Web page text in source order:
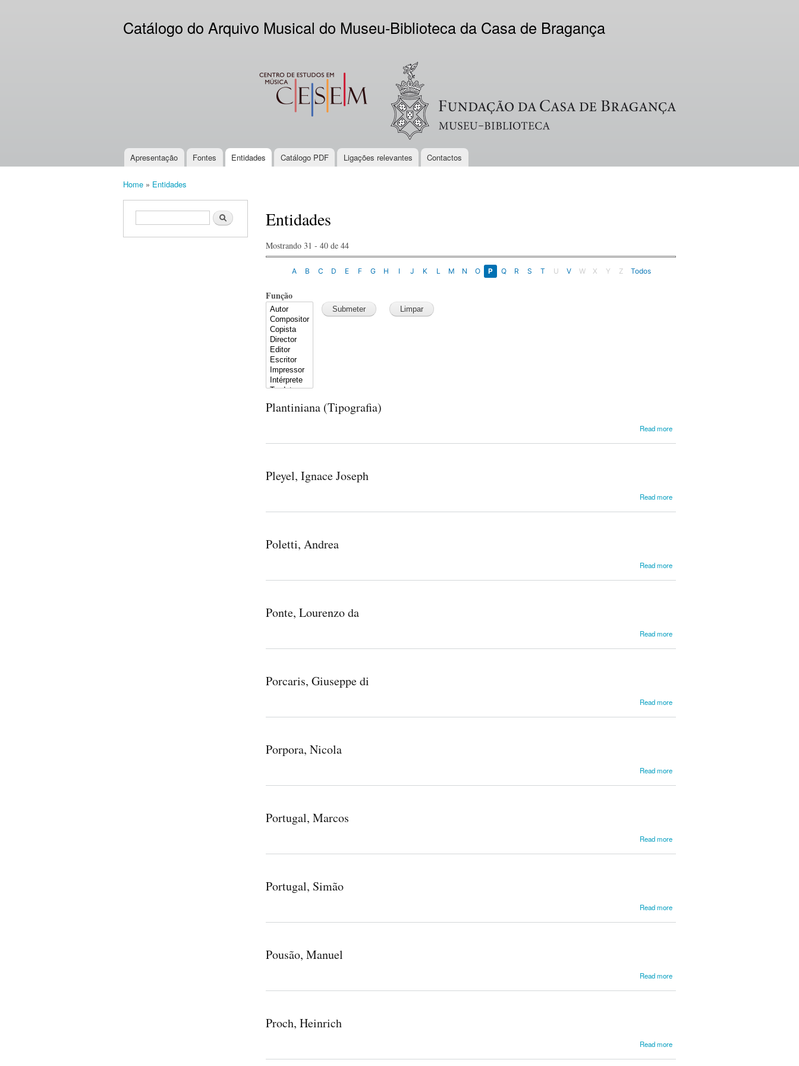
content
Catálogo do Arquivo Musical do Museu-Biblioteca da Casa de Bragança
CESEM Logo VV
Main menu
Apresentação Fontes Entidades Catálogo PDF Ligações relevantes Contactos
Home » Entidades
Search form Search Entidades
Mostrando 31 - 40 de 44
A B C D E F G H I J K L M N O P Q R S T U V W X Y Z Todos
Função
Plantiniana (Tipografia)
Read more
(Tipografia)
Pleyel, Ignace Joseph
Read more
Ignace
Poletti, Andrea
Read more
Andrea
Ponte, Lourenzo da
Read more
Lourenzo
Porcaris, Giuseppe di
Read more
Giuseppe
Porpora, Nicola
Read more
Portugal, Marcos
Read more
Portugal, Simão
Read more
Pousão, Manuel
Read more
Manuel
Proch, Heinrich
Read more
Heinrich